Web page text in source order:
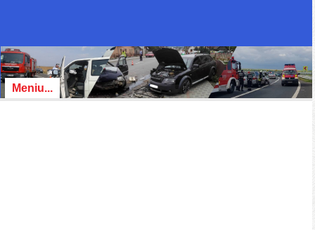
Meniu...